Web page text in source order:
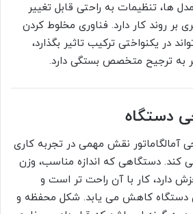
ها، تنظیمات به راحتی قابل تغییر
بر روند کار دارد. فناوری مخلوط کردن
در یکنواختی ترکیب تاثیر بگذارد،
به ترجیح متخصص بستگی دارد.
دستگاه
آمالگاماتور نقش مهمی در تجربه کاری
کند. دستگاهی که اندازه مناسب، وزن
دارد، کار با آن راحت تر است و
دستگاه کاهش می یابد. شکل محفظه و